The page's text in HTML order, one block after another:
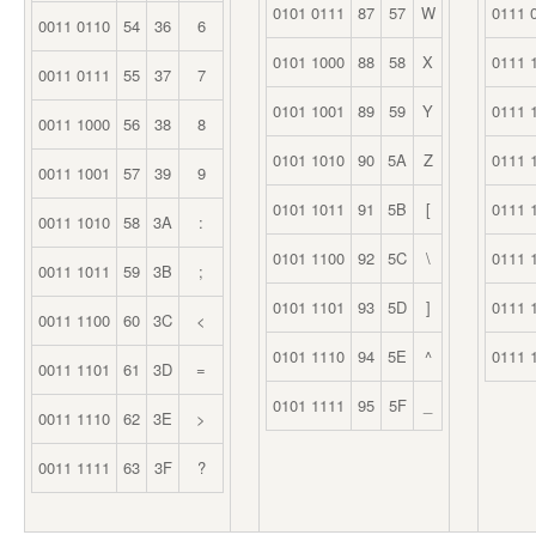
0011 0110 54 36 6
0011 0111 55 37 7
0011 1000 56 38 8
0011 1001 57 39 9
0011 1010 58 3A :
0011 1011 59 3B ;
0011 1100 60 3C <
0011 1101 61 3D =
0011 1110 62 3E >
0011 1111 63 3F ?
0101 0111 87 57 W
0101 1000 88 58 X
0101 1001 89 59 Y
0101 1010 90 5A Z
0101 1011 91 5B [
0101 1100 92 5C \
0101 1101 93 5D ]
0101 1110 94 5E ^
0101 1111 95 5F
0111
0111
0111
0111
0111
0111
0111
0111